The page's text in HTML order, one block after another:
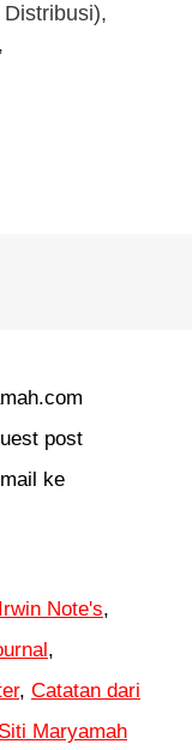
post
ke
Note's,
,
, Catatan dari
Siti Maryamah